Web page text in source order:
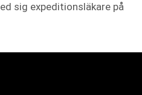
sig expeditionsläkare på